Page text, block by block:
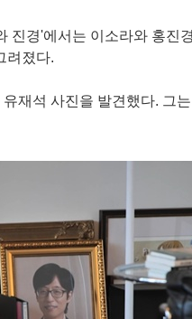
진경'에서는 이소라와 홍진
려졌다.
재석 사진을 발견했다. 그